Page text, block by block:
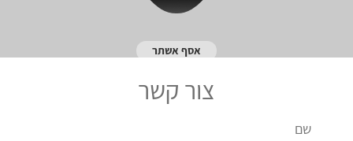
אסף אשתר
צור קשר